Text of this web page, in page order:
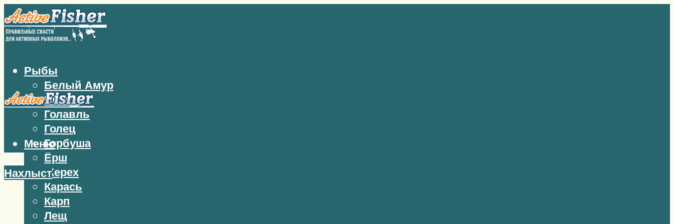
Рыбы
Белый Амур
Бычок
Голавль
Голец
Горбуша
Ёрш
Жерех
Карась
Карп
Лещ
Меню
Нахлыст